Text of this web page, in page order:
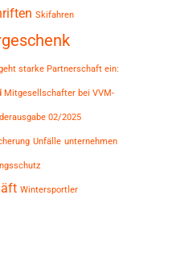
Skifahren
starke Partnerschaft ein:
Mitgesellschafter bei VVM-
02/2025
Unfälle unternehmen
Wintersportler